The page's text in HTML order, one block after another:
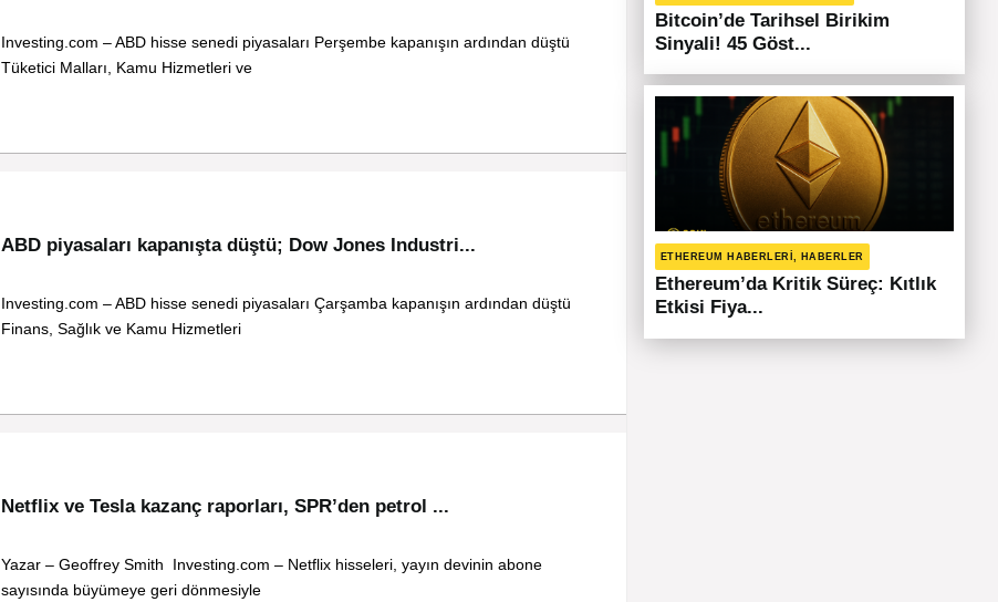
Investing.com – ABD hisse senedi piyasaları Perşembe kapanışın ardından düştü
Tüketici Malları, Kamu Hizmetleri ve
ABD piyasaları kapanışta düştü; Dow Jones Industri...
Investing.com – ABD hisse senedi piyasaları Çarşamba kapanışın ardından düştü
Finans, Sağlık ve Kamu Hizmetleri
Netflix ve Tesla kazanç raporları, SPR’den petrol ...
Yazar – Geoffrey Smith Investing.com – Netflix hisseleri, yayın devinin abone
sayısında büyümeye geri dönmesiyle
Bitcoin’de Tarihsel Birikim
Sinyali! 45 Göst...
ETHEREUM HABERLERI, HABERLER
Ethereum’da Kritik Süreç: Kıtlık
Etkisi Fiya...